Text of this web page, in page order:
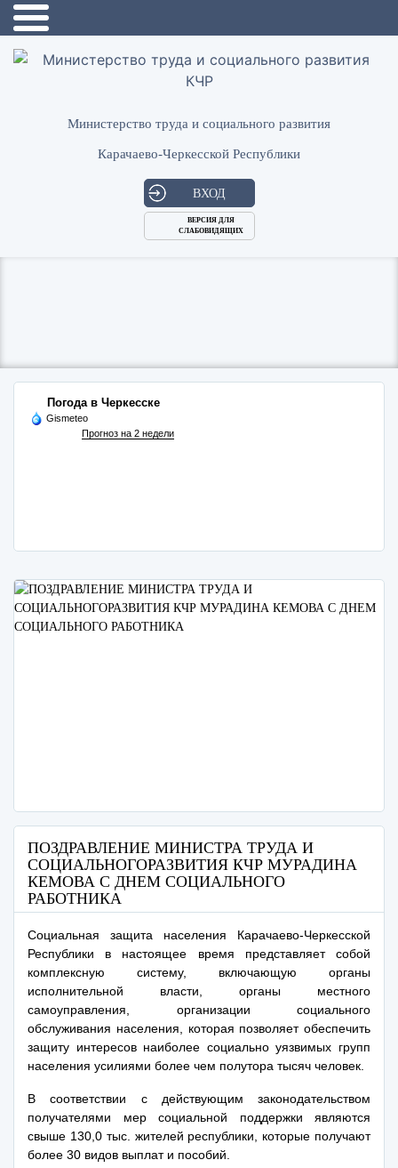
Министерство труда и социального развития
Карачаево-Черкесской Республики
ВХОД
ВЕРСИЯ ДЛЯ
СЛАБОВИДЯЩИХ
Погода в Черкесске
Gismeteo
Прогноз на 2 недели
ПОЗДРАВЛЕНИЕ МИНИСТРА ТРУДА И
СОЦИАЛЬНОГОРАЗВИТИЯ КЧР МУРАДИНА
КЕМОВА С ДНЕМ СОЦИАЛЬНОГО
РАБОТНИКА
Социальная защита населения Карачаево-Черкесской
Республики в настоящее время представляет собой
комплексную систему, включающую органы
исполнительной власти, органы местного
самоуправления, организации социального
обслуживания населения, которая позволяет обеспечить
защиту интересов наиболее социально уязвимых групп
населения усилиями более чем полутора тысяч человек.
В соответствии с действующим законодательством
получателями мер социальной поддержки являются
свыше 130,0 тыс. жителей республики, которые получают
более 30 видов выплат и пособий.